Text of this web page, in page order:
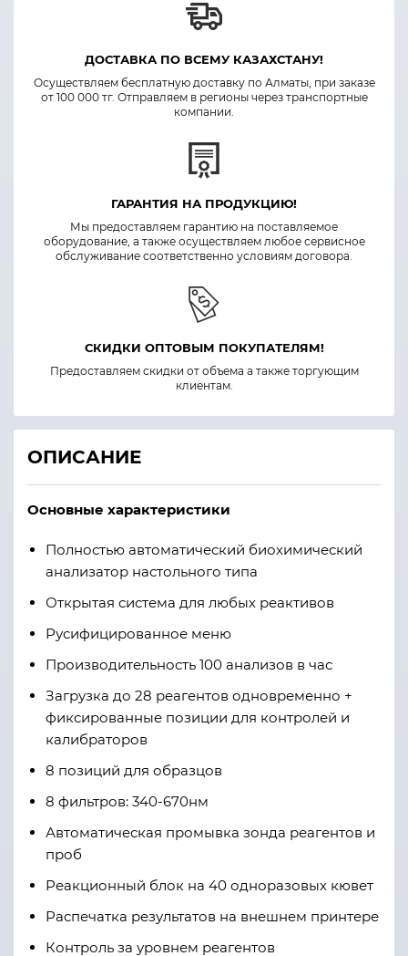
ДОСТАВКА ПО ВСЕМУ КАЗАХСТАНУ!
Осуществляем бесплатную доставку по Алматы, при заказе
от 100 000 тг. Отправляем в регионы через транспортные
компании.
ГАРАНТИЯ НА ПРОДУКЦИЮ!
Мы предоставляем гарантию на поставляемое
оборудование, а также осуществляем любое сервисное
обслуживание соответственно условиям договора.
СКИДКИ ОПТОВЫМ ПОКУПАТЕЛЯМ!
Предоставляем скидки от объема а также торгующим
клиентам.
ОПИСАНИЕ
Основные характеристики
Полностью автоматический биохимический
анализатор настольного типа
Открытая система для любых реактивов
Русифицированное меню
Производительность 100 анализов в час
Загрузка до 28 реагентов одновременно +
фиксированные позиции для контролей и
калибраторов
8 позиций для образцов
8 фильтров: 340-670нм
Автоматическая промывка зонда реагентов и
проб
Реакционный блок на 40 одноразовых кювет
Распечатка результатов на внешнем принтере
Контроль за уровнем реагентов